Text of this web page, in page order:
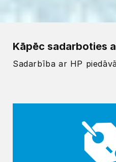
Kāpēc sadarboties
Sadarbība ar HP